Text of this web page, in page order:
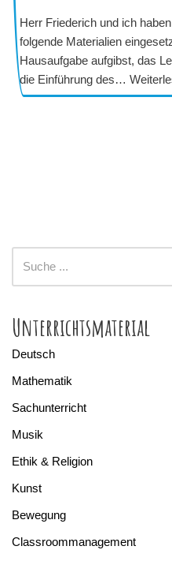
Herr Friederich und ich
folgende Materialien
Hausaufgabe aufgibst, das
die Einführung des…
Unterrichtsmaterial
Deutsch
Mathematik
Sachunterricht
Musik
Ethik & Religion
Kunst
Bewegung
Classroommanagement